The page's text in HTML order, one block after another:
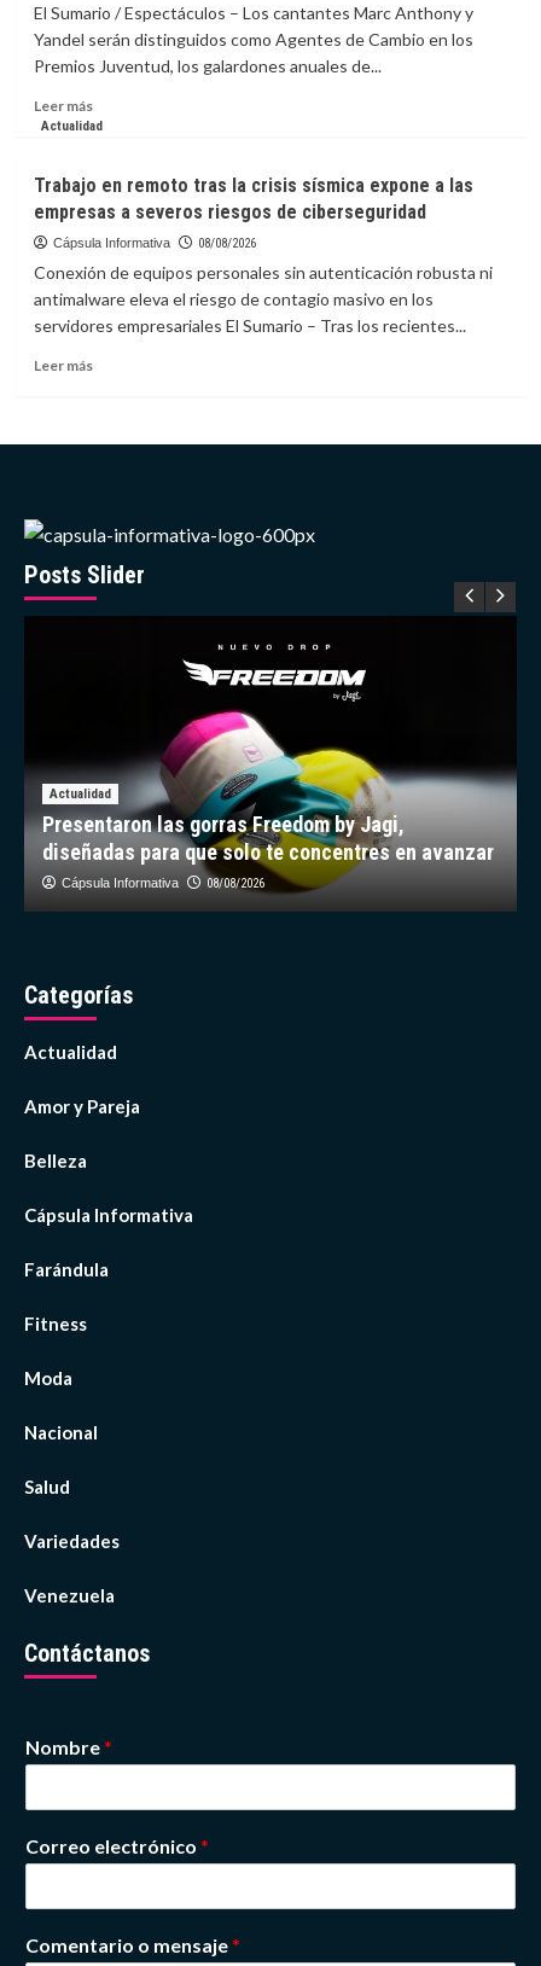
en
la
presidencia
la
El Sumario / Espectáculos – Los cantantes Marc Anthony y
Yandel serán distinguidos como Agentes de Cambio en los
Premios Juventud, los galardones anuales de...
Leer másLeer
más
Anthony
y
Yandel
honrados
en
los
Juventud
Actualidad
Trabajo en remoto tras la crisis sísmica expone a las
empresas a severos riesgos de ciberseguridad
Cápsula Informativa 08/08/2026
Conexión de equipos personales sin autenticación robusta ni
antimalware eleva el riesgo de contagio masivo en los
servidores empresariales El Sumario – Tras los recientes...
Leer másLeer
crisis
sísmica
a
ciberseguridad
Posts Slider
Actualidad
Presentaron las gorras Freedom by Jagi,
diseñadas para que solo te concentres en avanzar
Cápsula Informativa 08/08/2026
Categorías
Actualidad
Amor y Pareja
Belleza
Cápsula Informativa
Farándula
Fitness
Moda
Nacional
Salud
Variedades
Venezuela
Contáctanos
Nombre*
Correo electrónico *
Comentario o mensaje*